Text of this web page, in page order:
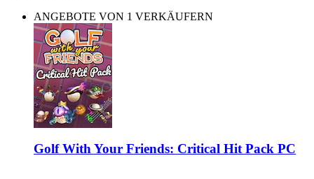
ANGEBOTE VON 1 VERKÄUFERN
Golf With Your Friends: Critical Hit Pack PC